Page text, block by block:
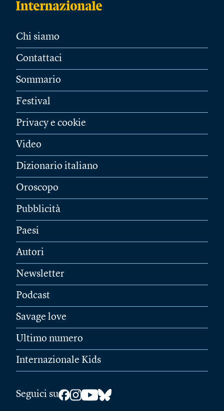
Chi siamo
Contattaci
Sommario
Festival
Privacy e cookie
Video
Dizionario italiano
Oroscopo
Pubblicità
Paesi
Autori
Newsletter
Podcast
Savage love
Ultimo numero
Internazionale Kids
Seguici su